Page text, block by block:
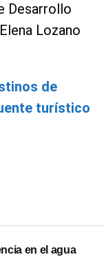
Desarrollo
Lozano
de
turístico
en el agua